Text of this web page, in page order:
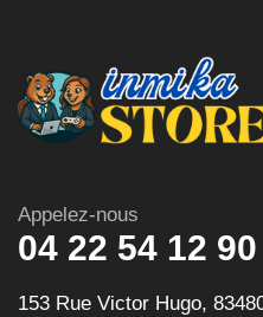
Appelez-nous
04 22 54 12 90
153 Rue Victor Hugo,